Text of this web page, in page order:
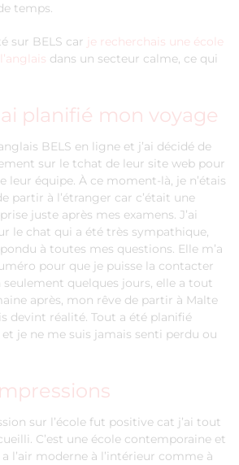
temps.
sur BELS car je recherchais une école
dans un secteur calme, ce qui
planifié mon voyage
BELS en ligne et j’ai décidé de
sur le tchat de leur site web pour
leur équipe. À ce moment-là, je n’étais
partir à l’étranger car c’était une
juste après mes examens. J’ai
le chat qui a été très sympathique,
à toutes mes questions. Elle m’a
pour que je puisse la contacter
seulement quelques jours, elle a tout
après, mon rêve de partir à Malte
devint réalité. Tout a été planifié
et je ne me suis jamais senti perdu ou
sur l’école fut positive cat j’ai tout
C’est une école contemporaine et
l’air moderne à l’intérieur comme à